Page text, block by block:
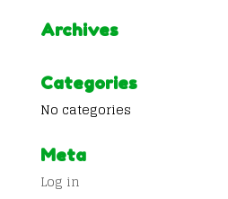
Archives
Categories
No categories
Meta
Log in